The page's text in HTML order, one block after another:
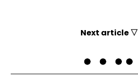
Next article ▽